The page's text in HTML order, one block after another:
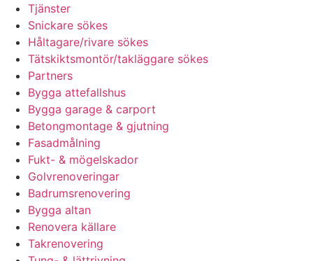
Tjänster
Snickare sökes
Håltagare/rivare sökes
Tätskiktsmontör/takläggare sökes
Partners
Bygga attefallshus
Bygga garage & carport
Betongmontage & gjutning
Fasadmålning
Fukt- & mögelskador
Golvrenoveringar
Badrumsrenovering
Bygga altan
Renovera källare
Takrenovering